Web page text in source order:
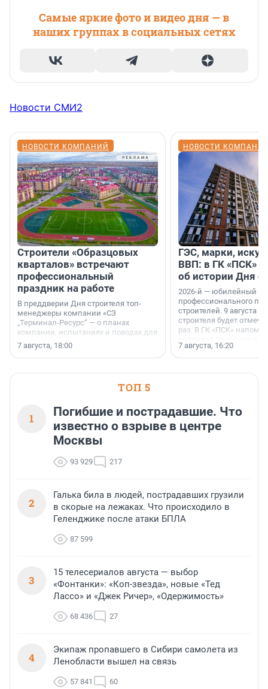
Самые яркие фото и видео дня — в
наших группах в социальных сетях
Новости СМИ2
НОВОСТИ КОМПАНИЙ
Строители «Образцовых
кварталов» встречают
профессиональный
праздник на работе
В преддверии Дня строителя топ-
менеджеры компании «СЗ
„Терминал-Ресурс“ — о планах
компании, испытаниях и поводах для
осторожного оптимизма.
7 августа, 18:00
НОВОСТИ
ГЭС, марки,
ВВП: в ГК «ПСК»
об истории Дня
2026-й — юбилейный
профессионального
строителей. 9 августа
строителя будет
раз. В ГК «ПСК»
поменялась роль
7 августа, 16:20
ТОП 5
1
Погибшие и пострадавшие. Что
известно о взрыве в центре
Москвы
93 929 217
2
Галька била в людей, пострадавших грузили
в скорые на лежаках. Что происходило в
Геленджике после атаки БПЛА
87 599
3
15 телесериалов августа — выбор
«Фонтанки»: «Коп-звезда», новые «Тед
Лассо» и «Джек Ричер», «Одержимость»
68 436 27
4
Экипаж пропавшего в Сибири самолета из
Ленобласти вышел на связь
57 841 60